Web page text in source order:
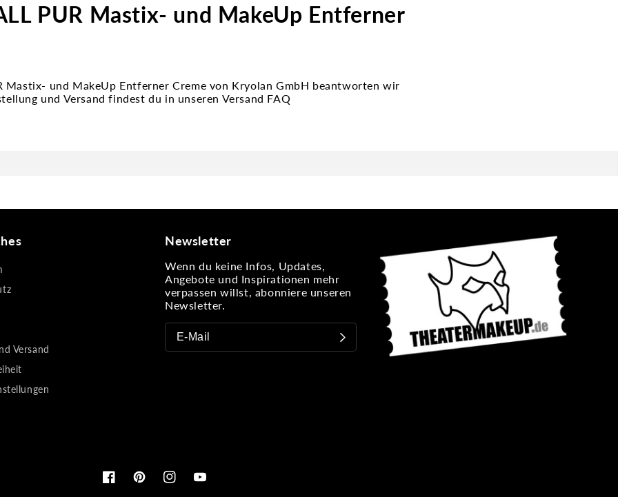
PUR Mastix- und MakeUp Entferner
Mastix- und MakeUp Entferner Creme von Kryolan GmbH beantworten wir
und Versand findest du in unseren Versand FAQ
Versand
Newsletter
Wenn du keine Infos, Updates,
Angebote und Inspirationen mehr
verpassen willst, abonniere unseren
Newsletter.
FacebookPinterestInstagramYouTube